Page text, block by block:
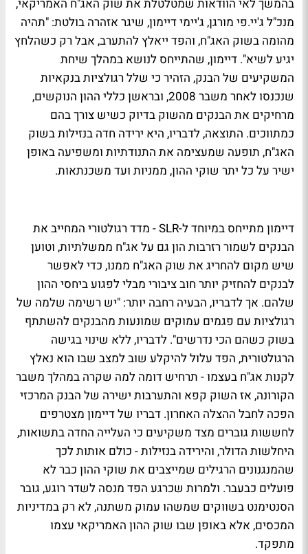
בהמשך לאי הוודאות שמטלטלת את שוק האג"ח האמריקאי,
מנכ"ל ג'יי.פי מורגן, ג'יימי דיימון, שיגר אזהרה בולטת: "תהיה
מהומה בשוק האג"ח, והפד ייאלץ להתערב, אבל רק כשהלחץ
יגיע לשיא". דיימון, שהתייחס לנושא במהלך שיחת
המשקיעים של הבנק, הזהיר כי שלל רגולציות בנקאיות
שנכנסו לאחר משבר 2008, ובראשן כללי ההון הנוקשים,
מרחיקים את הבנקים מהשוק בדיוק כשיש צורך בהם
כמתווכים. התוצאה, לדבריו, היא ירידה חדה בנזילות בשוק
האג"ח, תופעה שמעצימה את התנודתיות ומשפיעה באופן
ישיר על כל יתר שוקי ההון, ממניות ועד משכנתאות.
דיימון מתייחס במיוחד ל-SLR - מדד רגולטורי המחייב את
הבנקים לשמור רזרבות הון גם על אג"ח ממשלתיות, וטוען
שיש מקום להחריג את שוק האג"ח ממנו, כדי לאפשר
לבנקים להחזיק יותר חוב ציבורי מבלי לפגוע ביחסי ההון
שלהם. אך לדבריו, הבעיה רחבה יותר: "יש רשימה שלמה של
רגולציות עם פגמים עמוקים שמונעות מהבנקים להשתתף
בשוק כשהם הכי נדרשים". לדבריו, ללא שינוי בגישה
הרגולטורית, הפד עלול להיקלע שוב למצב שבו הוא נאלץ
לקנות אג"ח בעצמו - תרחיש דומה למה שקרה במהלך משבר
הקורונה, אז השוק קפא והתערבות ישירה של הבנק המרכזי
הפכה לחבל ההצלה האחרון. דבריו של דיימון מצטרפים
לחששות גוברים מצד משקיעים כי העלייה החדה בתשואות,
היחלשות הדולר, והירידה בנזילות - כולם אותות לכך
שהמנגנונים הרגילים שמייצבים את שוקי ההון כבר לא
פועלים כבעבר. ולמרות שכרגע הפד מנסה לשדר רוגע, גובר
הסנטימנט בשווקים שמשהו עמוק משתנה, לא רק במדיניות
המכסים, אלא באופן שבו שוק ההון האמריקאי עצמו
מתפקד.